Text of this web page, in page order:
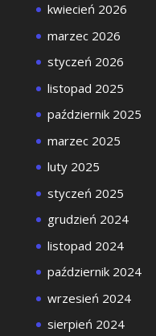
kwiecień 2026
marzec 2026
styczeń 2026
listopad 2025
październik 2025
marzec 2025
luty 2025
styczeń 2025
grudzień 2024
listopad 2024
październik 2024
wrzesień 2024
sierpień 2024